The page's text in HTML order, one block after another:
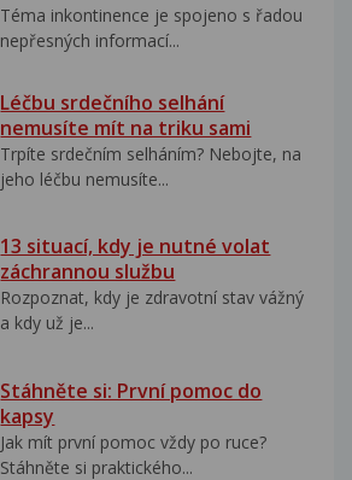
Téma inkontinence je spojeno s řadou
nepřesných informací...
Léčbu srdečního selhání
nemusíte mít na triku sami
Trpíte srdečním selháním? Nebojte, na
jeho léčbu nemusíte...
13 situací, kdy je nutné volat
záchrannou službu
Rozpoznat, kdy je zdravotní stav vážný
a kdy už je...
Stáhněte si: První pomoc do
kapsy
Jak mít první pomoc vždy po ruce?
Stáhněte si praktického...